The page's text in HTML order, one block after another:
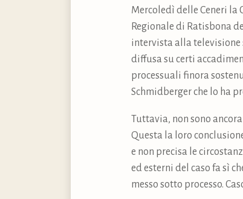
Mercoledì delle Ceneri la
Regionale di Ratisbona
intervista alla televisione
diffusa su certi
processuali finora
Schmidberger che lo ha
Tuttavia, non sono
Questa la loro
e non precisa le
ed esterni del caso fa sì
messo sotto processo.